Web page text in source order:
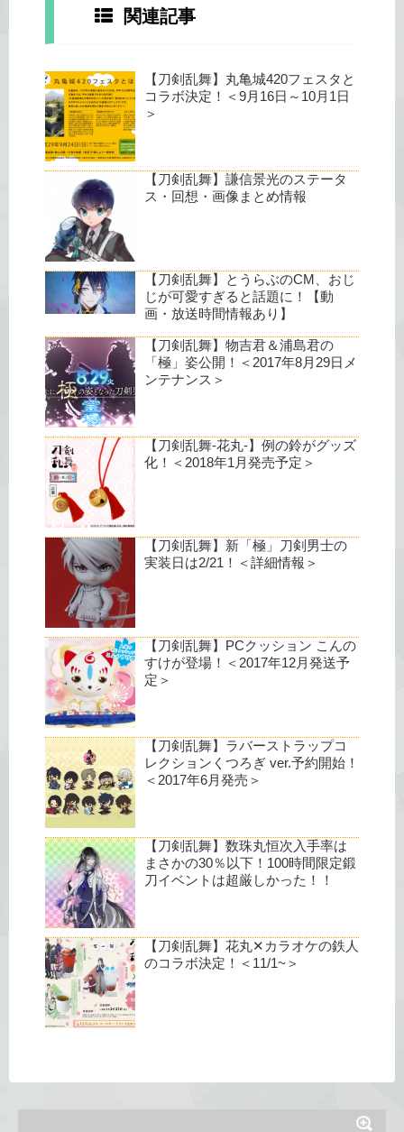
関連記事
【刀剣乱舞】丸亀城420フェスタと
コラボ決定！＜9月16日～10月1日
＞
【刀剣乱舞】謙信景光のステータ
ス・回想・画像まとめ情報
【刀剣乱舞】とうらぶのCM、おじ
じが可愛すぎると話題に！【動
画・放送時間情報あり】
【刀剣乱舞】物吉君＆浦島君の
「極」姿公開！＜2017年8月29日メ
ンテナンス＞
【刀剣乱舞-花丸-】例の鈴がグッズ
化！＜2018年1月発売予定＞
【刀剣乱舞】新「極」刀剣男士の
実装日は2/21！＜詳細情報＞
【刀剣乱舞】PCクッション こんの
すけが登場！＜2017年12月発送予
定＞
【刀剣乱舞】ラバーストラップコ
レクションくつろぎ ver.予約開始！
＜2017年6月発売＞
【刀剣乱舞】数珠丸恒次入手率は
まさかの30％以下！100時間限定鍛
刀イベントは超厳しかった！！
【刀剣乱舞】花丸✕カラオケの鉄人
のコラボ決定！＜11/1~＞